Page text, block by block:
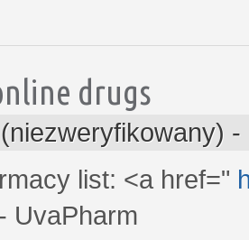
drugs
-
list: <a href="
UvaPharm